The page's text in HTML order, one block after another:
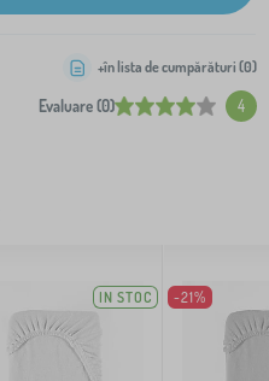
Evaluare (0) 4
+în lista de cumpărături (0)
IN STOC -21%